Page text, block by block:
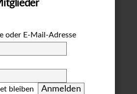
oder E-Mail-Adresse
bleiben